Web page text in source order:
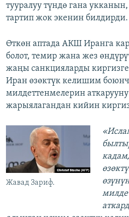
тууралуу түндө гана
тартип жок экенин билдирди.
Өткөн аптада АКШ Иранга
болот, темир жана жез
жаңы санкцияларды
Иран өзөктүк келишим
милдеттенмелерин аткарууну
жарыялагандан кийин
Жавад Зариф.